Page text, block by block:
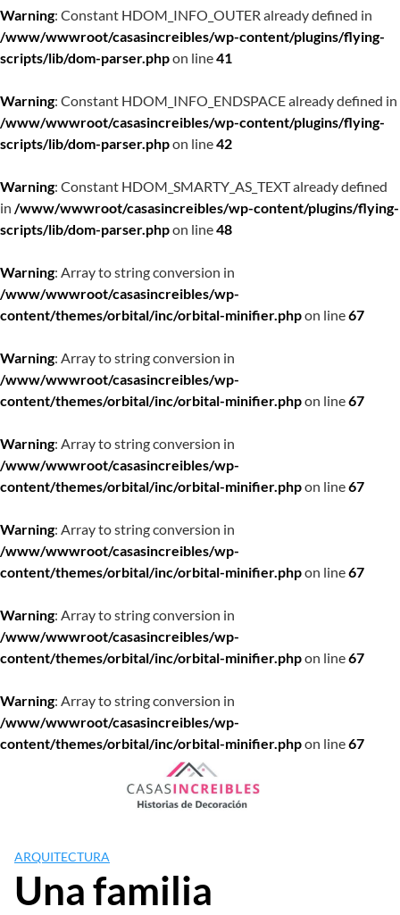
Warning: Constant HDOM_INFO_OUTER already defined in
/www/wwwroot/casasincreibles/wp-content/plugins/flying-
scripts/lib/dom-parser.phpon line41
Warning: Constant HDOM_INFO_ENDSPACE already defined in
/www/wwwroot/casasincreibles/wp-content/plugins/flying-
scripts/lib/dom-parser.phpon line42
Warning: Constant HDOM_SMARTY_AS_TEXT already defined
in /www/wwwroot/casasincreibles/wp-content/plugins/flying-
scripts/lib/dom-parser.phpon line48
Warning: Array to string conversion in
/www/wwwroot/casasincreibles/wp-
content/themes/orbital/inc/orbital-minifier.phpon line67
Warning: Array to string conversion in
/www/wwwroot/casasincreibles/wp-
content/themes/orbital/inc/orbital-minifier.phpon line67
Warning: Array to string conversion in
/www/wwwroot/casasincreibles/wp-
content/themes/orbital/inc/orbital-minifier.phpon line67
Warning: Array to string conversion in
/www/wwwroot/casasincreibles/wp-
content/themes/orbital/inc/orbital-minifier.phpon line67
Warning: Array to string conversion in
/www/wwwroot/casasincreibles/wp-
content/themes/orbital/inc/orbital-minifier.phpon line67
Warning: Array to string conversion in
/www/wwwroot/casasincreibles/wp-
content/themes/orbital/inc/orbital-minifier.phpon line67
ARQUITECTURA
Una familia